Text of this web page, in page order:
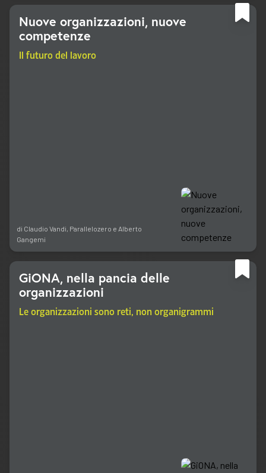
Nuove organizzazioni, nuove
competenze
Il futuro del lavoro
di Claudio Vandi, Parallelozero e Alberto
Gangemi
GiONA, nella pancia delle
organizzazioni
Le organizzazioni sono reti, non organigrammi